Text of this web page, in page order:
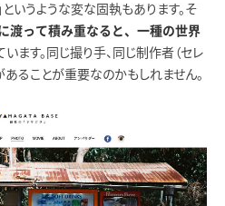
というような変な固執もあります。そ
渡って積み重なると、一種の世界
います。同じ撮り手、同じ制作者（セレ
あることが重要なのかもしれません。